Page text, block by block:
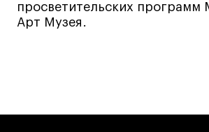
Интенсивы
просветительских программ
Арт Музея.